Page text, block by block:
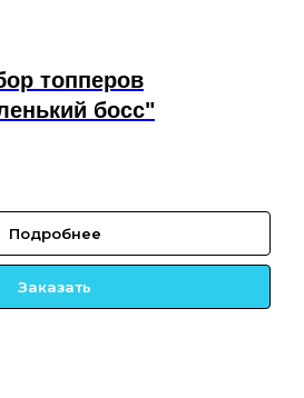
топперов
босс"
Подробнее
Заказать